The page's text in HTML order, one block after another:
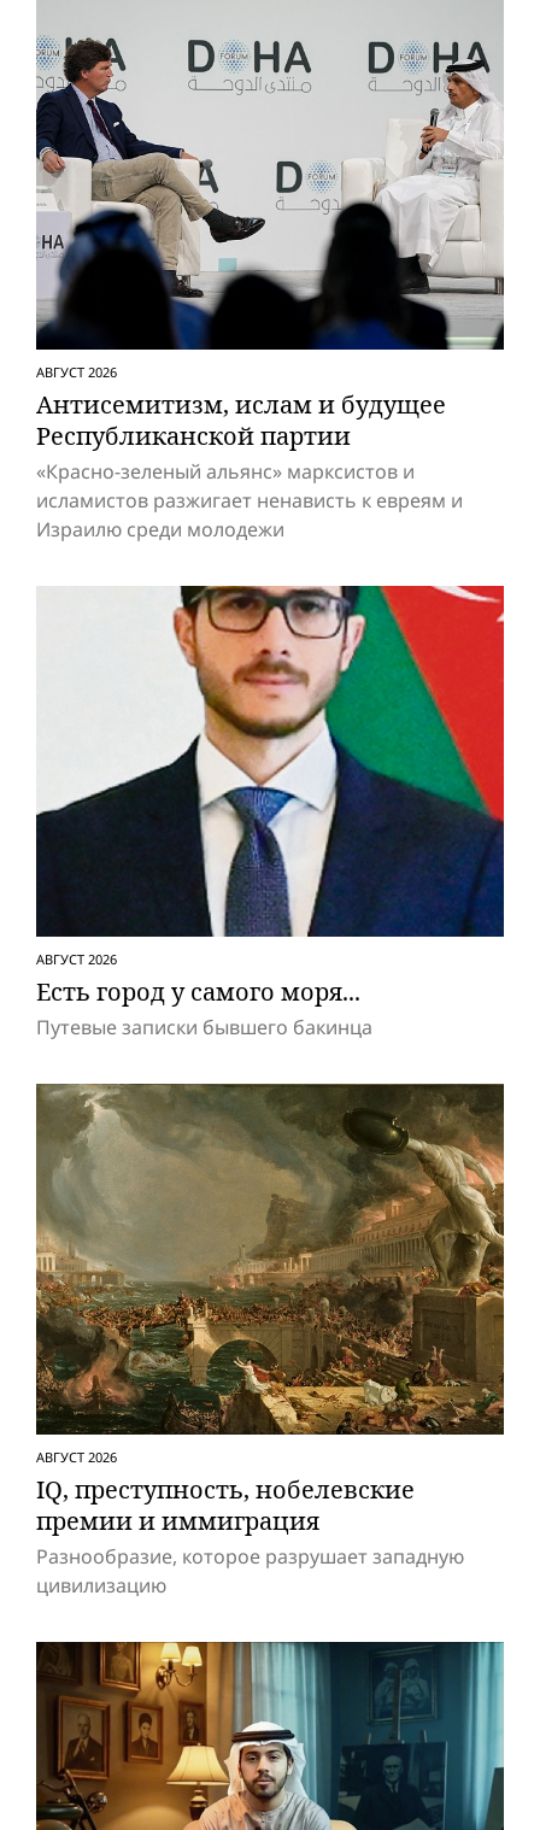
АВГУСТ 2026
Антисемитизм, ислам и будущее
Респуб­ликанской партии
«Красно-зеленый альянс» марксистов и
исламистов разжигает ненависть к евреям и
Израилю среди молодежи
АВГУСТ 2026
Есть город у самого моря...
Путевые записки бывшего бакинца
АВГУСТ 2026
IQ, преступность, нобелевские
премии и иммиграция
Разнообразие, которое разрушает западную
цивилизацию